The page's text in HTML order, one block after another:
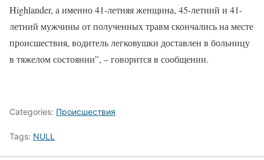
Highlander, а именно 41-летняя женщина, 45-летний и 41-
летний мужчины от полученных травм скончались на месте
происшествия, водитель легковушки доставлен в больницу
в тяжелом состоянии”, – говорится в сообщении.
Categories: Происшествия
Tags: NULL